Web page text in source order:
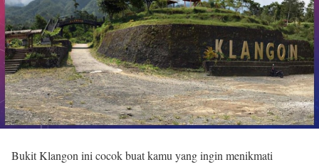
Bukit Klangon ini cocok buat kamu yang ingin menikmati